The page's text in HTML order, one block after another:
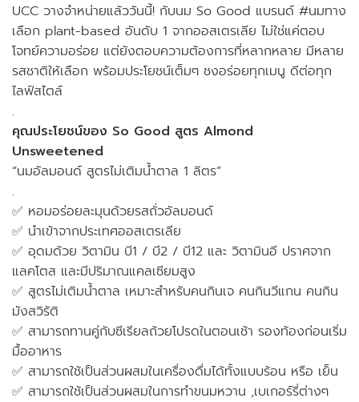
UCC วางจำหน่ายแล้ววันนี้! กับนม So Good แบรนด์ #นมทาง
เลือก plant-based อันดับ 1 จากออสเตรเลีย ไม่ใช่แค่ตอบ
โจทย์ความอร่อย แต่ยังตอบความต้องการที่หลากหลาย มีหลาย
รสชาติให้เลือก พร้อมประโยชน์เต็มๆ ชงอร่อยทุกเมนู ดีต่อทุก
ไลฟ์สไตล์
.
คุณประโยชน์ของ So Good สูตร Almond
Unsweetened
“นมอัลมอนด์ สูตรไม่เติมน้ำตาล 1 ลิตร”
.
✅ หอมอร่อยละมุนด้วยรสถั่วอัลมอนด์
✅ นำเข้าจากประเทศออสเตรเลีย
✅ อุดมด้วย วิตามิน บี1 / บี2 / บี12 และ วิตามินอี ปราศจาก
แลคโตส และมีปริมาณแคลเซียมสูง
✅ สูตรไม่เติมน้ำตาล เหมาะสำหรับคนกินเจ คนกินวีแกน คนกิน
มังสวิรัติ
✅ สามารถทานคู่กับซีเรียลถ้วยโปรดในตอนเช้า รองท้องก่อนเริ่ม
มื้ออาหาร
✅ สามารถใช้เป็นส่วนผสมในเครื่องดื่มได้ทั้งแบบร้อน หรือ เย็น
✅ สามารถใช้เป็นส่วนผสมในการทำขนมหวาน ,เบเกอร์รี่ต่างๆ